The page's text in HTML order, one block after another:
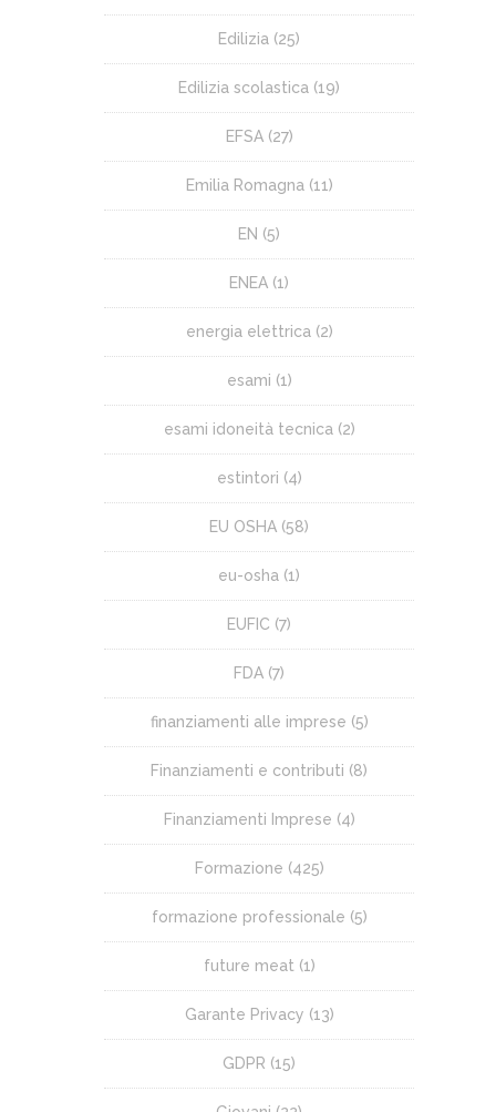
Edilizia (25)
Edilizia scolastica (19)
EFSA(27)
Emilia Romagna (11)
EN (5)
ENEA (1)
energia elettrica (2)
esami (1)
esami idoneità tecnica (2)
estintori (4)
EU OSHA (58)
eu-osha (1)
EUFIC (7)
FDA (7)
finanziamenti alle imprese (5)
Finanziamenti e contributi (8)
Finanziamenti Imprese (4)
Formazione (425)
formazione professionale (5)
future meat (1)
Garante Privacy (13)
GDPR (15)